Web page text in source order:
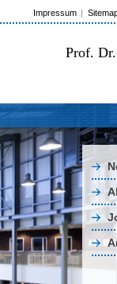
Impressum
Prof.